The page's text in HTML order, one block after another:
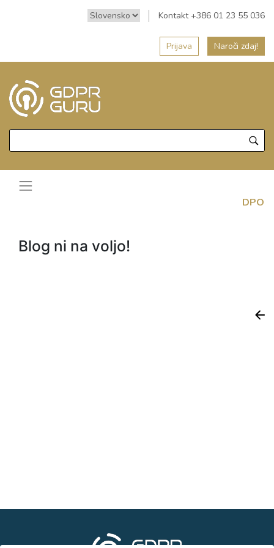
Kontakt +386 01 23 55 036
Prijava Naroči zdaj!
DPO
Blog ni na voljo!